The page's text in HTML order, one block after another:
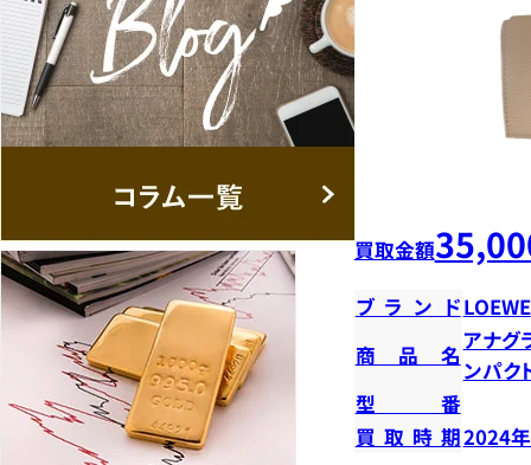
買取金額
ブランドLOEWE
商品名
アナグ
ンパク
型番
買取時期2024